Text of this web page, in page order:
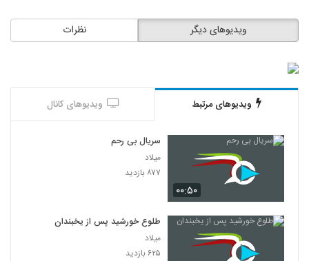
نظرات ویدیوهای دیگر
ویدیوهای مرتبط ویدیوهای کانال
۰۰:۵۰
سریال بی رحم
میلاد
۸۷۷ بازدید
طلوع خورشید پس از یخبندان
میلاد
۶۲۵ بازدید